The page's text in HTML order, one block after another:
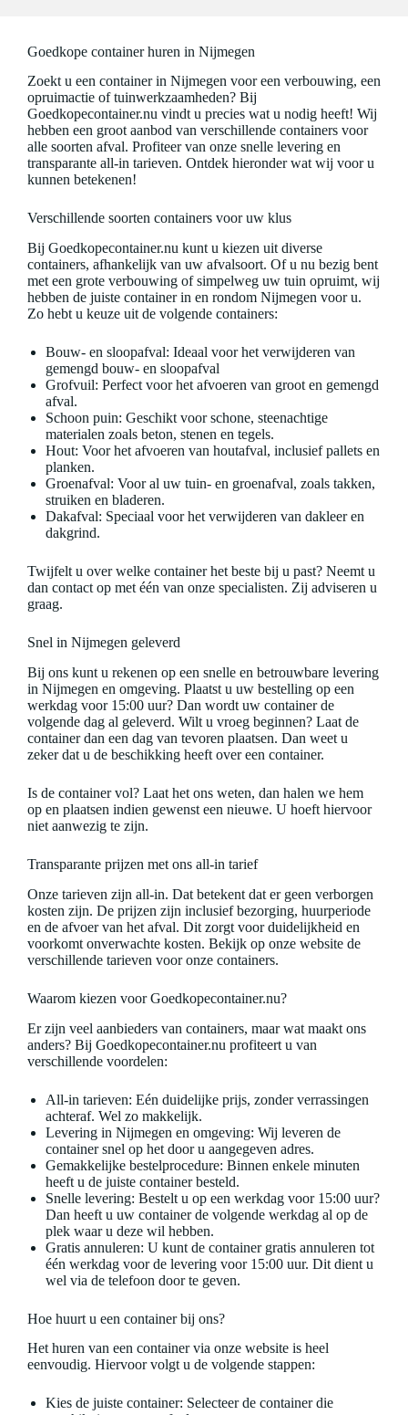
Goedkope container huren in Nijmegen
Zoekt u een container in Nijmegen voor een verbouwing, een
opruimactie of tuinwerkzaamheden? Bij
Goedkopecontainer.nu vindt u precies wat u nodig heeft! Wij
hebben een groot aanbod van verschillende containers voor
alle soorten afval. Profiteer van onze snelle levering en
transparante all-in tarieven. Ontdek hieronder wat wij voor u
kunnen betekenen!
Verschillende soorten containers voor uw klus
Bij Goedkopecontainer.nu kunt u kiezen uit diverse
containers, afhankelijk van uw afvalsoort. Of u nu bezig bent
met een grote verbouwing of simpelweg uw tuin opruimt, wij
hebben de juiste container in en rondom Nijmegen voor u.
Zo hebt u keuze uit de volgende containers:
Bouw- en sloopafval: Ideaal voor het verwijderen van
gemengd bouw- en sloopafval
Grofvuil: Perfect voor het afvoeren van groot en gemengd
afval.
Schoon puin: Geschikt voor schone, steenachtige
materialen zoals beton, stenen en tegels.
Hout: Voor het afvoeren van houtafval, inclusief pallets en
planken.
Groenafval: Voor al uw tuin- en groenafval, zoals takken,
struiken en bladeren.
Dakafval: Speciaal voor het verwijderen van dakleer en
dakgrind.
Twijfelt u over welke container het beste bij u past? Neemt u
dan contact op met één van onze specialisten. Zij adviseren u
graag.
Snel in Nijmegen geleverd
Bij ons kunt u rekenen op een snelle en betrouwbare levering
in Nijmegen en omgeving. Plaatst u uw bestelling op een
werkdag voor 15:00 uur? Dan wordt uw container de
volgende dag al geleverd. Wilt u vroeg beginnen? Laat de
container dan een dag van tevoren plaatsen. Dan weet u
zeker dat u de beschikking heeft over een container.
Is de container vol? Laat het ons weten, dan halen we hem
op en plaatsen indien gewenst een nieuwe. U hoeft hiervoor
niet aanwezig te zijn.
Transparante prijzen met ons all-in tarief
Onze tarieven zijn all-in. Dat betekent dat er geen verborgen
kosten zijn. De prijzen zijn inclusief bezorging, huurperiode
en de afvoer van het afval. Dit zorgt voor duidelijkheid en
voorkomt onverwachte kosten. Bekijk op onze website de
verschillende tarieven voor onze containers.
Waarom kiezen voor Goedkopecontainer.nu?
Er zijn veel aanbieders van containers, maar wat maakt ons
anders? Bij Goedkopecontainer.nu profiteert u van
verschillende voordelen:
All-in tarieven: Eén duidelijke prijs, zonder verrassingen
achteraf. Wel zo makkelijk.
Levering in Nijmegen en omgeving: Wij leveren de
container snel op het door u aangegeven adres.
Gemakkelijke bestelprocedure: Binnen enkele minuten
heeft u de juiste container besteld.
Snelle levering: Bestelt u op een werkdag voor 15:00 uur?
Dan heeft u uw container de volgende werkdag al op de
plek waar u deze wil hebben.
Gratis annuleren: U kunt de container gratis annuleren tot
één werkdag voor de levering voor 15:00 uur. Dit dient u
wel via de telefoon door te geven.
Hoe huurt u een container bij ons?
Het huren van een container via onze website is heel
eenvoudig. Hiervoor volgt u de volgende stappen:
Kies de juiste container: Selecteer de container die